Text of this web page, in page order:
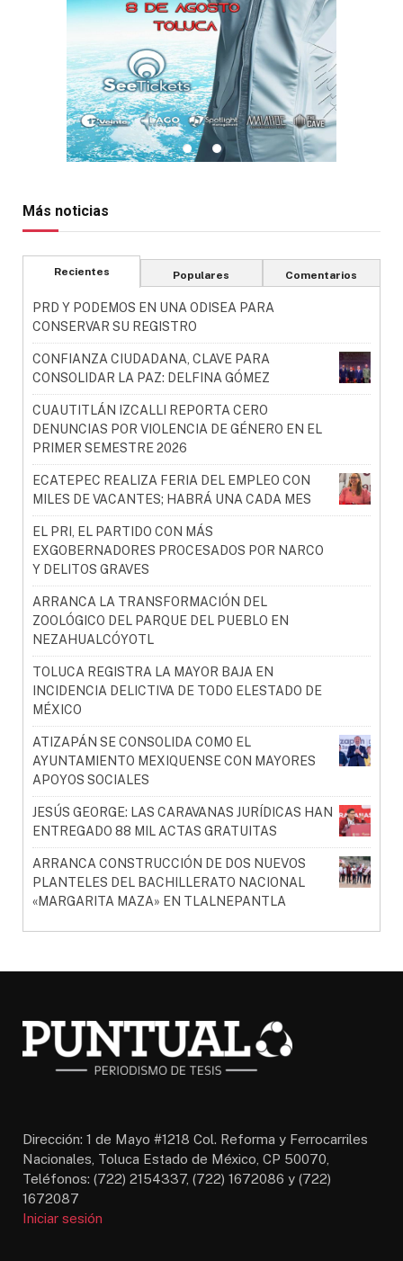
Más noticias
Recientes Populares Comentarios
PRD Y PODEMOS EN UNA ODISEA PARA
CONSERVAR SU REGISTRO
CONFIANZA CIUDADANA, CLAVE PARA
CONSOLIDAR LA PAZ: DELFINA GÓMEZ
CUAUTITLÁN IZCALLI REPORTA CERO
DENUNCIAS POR VIOLENCIA DE GÉNERO EN EL
PRIMER SEMESTRE 2026
ECATEPEC REALIZA FERIA DEL EMPLEO CON
MILES DE VACANTES; HABRÁ UNA CADA MES
EL PRI, EL PARTIDO CON MÁS
EXGOBERNADORES PROCESADOS POR NARCO
Y DELITOS GRAVES
ARRANCA LA TRANSFORMACIÓN DEL
ZOOLÓGICO DEL PARQUE DEL PUEBLO EN
NEZAHUALCÓYOTL
TOLUCA REGISTRA LA MAYOR BAJA EN
INCIDENCIA DELICTIVA DE TODO ELESTADO DE
MÉXICO
ATIZAPÁN SE CONSOLIDA COMO EL
AYUNTAMIENTO MEXIQUENSE CON MAYORES
APOYOS SOCIALES
JESÚS GEORGE: LAS CARAVANAS JURÍDICAS HAN
ENTREGADO 88 MIL ACTAS GRATUITAS
ARRANCA CONSTRUCCIÓN DE DOS NUEVOS
PLANTELES DEL BACHILLERATO NACIONAL
«MARGARITA MAZA» EN TLALNEPANTLA
Dirección: 1 de Mayo #1218 Col. Reforma y Ferrocarriles
Nacionales, Toluca Estado de México, CP 50070,
Teléfonos: (722) 2154337, (722) 1672086 y (722)
1672087
Iniciar sesión